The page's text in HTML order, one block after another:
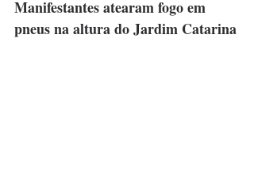
Manifestantes atearam fogo em
pneus na altura do Jardim Catarina